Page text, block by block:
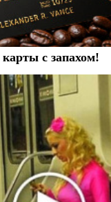
с запахом!